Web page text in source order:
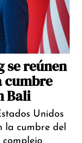
se reúnen
cumbre
Bali
Unidos
la cumbre del